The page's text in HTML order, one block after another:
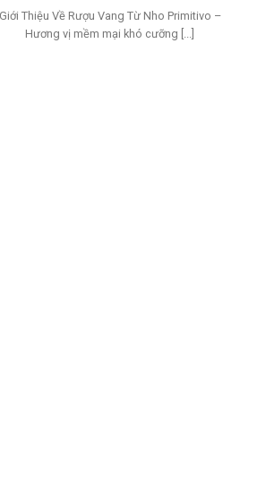
Giới Thiệu Về Rượu Vang Từ Nho Primitivo –
Hương vị mềm mại khó cưỡng [...]